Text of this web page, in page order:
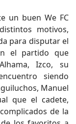
un buen We FC
motivos,
para disputar el
el partido que
Izco, su
siendo
Manuel
que el cadete,
de la